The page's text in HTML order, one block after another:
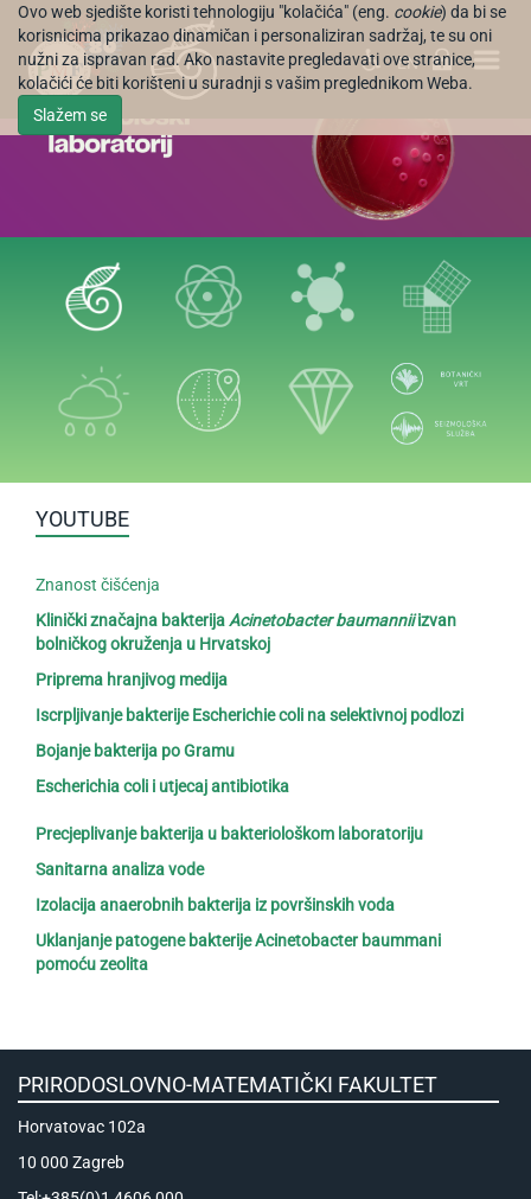
Ovo web sjedište koristi tehnologiju "kolačića" (eng. cookie) da bi se
korisnicima prikazao dinamičan i personaliziran sadržaj, te su oni
nužni za ispravan rad. Ako nastavite pregledavati ove stranice,
kolačići će biti korišteni u suradnji s vašim preglednikom Weba.
Slažem se
EN
YOUTUBE
Znanost čišćenja
Klinički značajna bakterijaAcinetobacter baumanniiizvan
bolničkog okruženja u Hrvatskoj
Priprema hranjivog medija
Iscrpljivanje bakterije Escherichie coli na selektivnoj podlozi
Bojanje bakterija po Gramu
Escherichia coli i utjecaj antibiotika
Precjeplivanje bakterija u bakteriološkom laboratoriju
Sanitarna analiza vode
Izolacija anaerobnih bakterija iz površinskih voda
Uklanjanje patogene bakterije Acinetobacter baummani
pomoću zeolita
PRIRODOSLOVNO-MATEMATIČKI FAKULTET
Horvatovac 102a
10 000 Zagreb